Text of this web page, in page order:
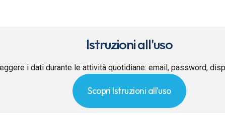
Istruzioni all'uso
i dati durante le attività quotidiane: email, password,
Scopri Istruzioni all'uso